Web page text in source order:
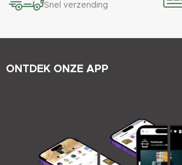
Snel verzending
ONTDEK ONZE APP